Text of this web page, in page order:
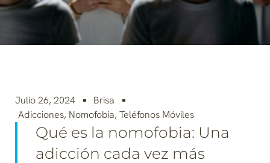
Julio 26, 2024
Brisa
Adicciones, Nomofobia, Teléfonos Móviles
Qué es la nomofobia: Una
adicción cada vez más